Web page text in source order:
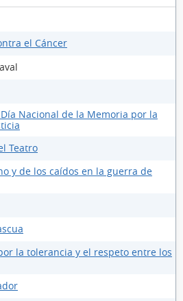
el Cáncer
Nacional de la Memoria por la
Teatro
y de los caídos en la guerra de
la tolerancia y el respeto entre los